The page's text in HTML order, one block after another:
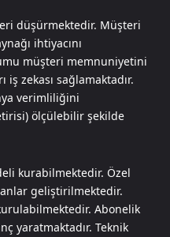
düşürmektedir. Müşteri
ihtiyacını
müşteri memnuniyetini
iş zekası sağlamaktadır.
verimliliğini
ölçülebilir şekilde
kurabilmektedir. Özel
geliştirilmektedir.
Abonelik
yaratmaktadır. Teknik